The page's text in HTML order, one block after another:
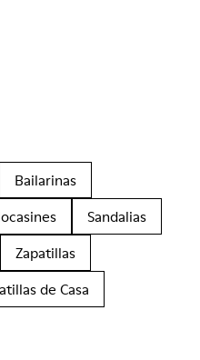
Bailarinas
Sandalias
Zapatillas
de Casa